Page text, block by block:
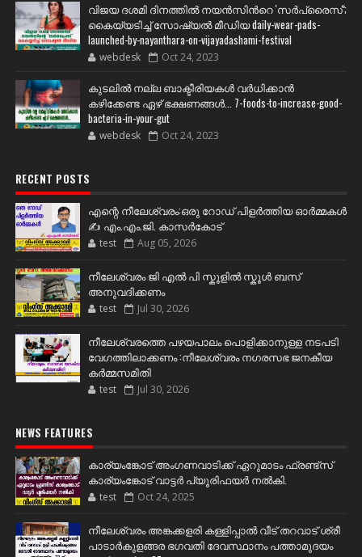
വിജയ ദശമി ദിനത്തില്‍ നയന്‍സിന്‍റെ 'സര്‍പ്രൈസ്';
കൈയ്യടിച്ച് സോഷ്യല്‍ മീഡിയ daily-wear-pads-
launched-by-nayanthara-on-vijayadashami-festival
webdesk Oct 24, 2023
കുടലിൽ നല്ല ബാക്ടീരിയകൾ വര്‍ധിക്കാന്‍
കഴിക്കേണ്ട ഏഴ് ഭക്ഷണങ്ങള്‍... 7-foods-to-increase-good-
bacteria-in-your-gut
webdesk Oct 24, 2023
RECENT POSTS
എന്റെ നീലേശ്വരം:ഒരു റോഡ് പിളർത്തിയ ഓർമ്മകൾ
✍️ എം.എം.ജി. കാസർകോട്
test Aug 05, 2026
നീലേശ്വരം ജി എൽ പി സ്കൂളിൽ സ്കൂൾ ബസ്
അനുവദിക്കണം
test Jul 30, 2026
നീലേശ്വരത്തെ പഴയപാലം പൊളിക്കാനുള്ള നടപടി
വേഗത്തിലാക്കണം :നീലേശ്വരം നഗരസഭ ജനകീയ
കർമ്മസമിതി
test Jul 30, 2026
NEWS FEATURES
കാര്യംങ്കോട് അംഗണവാടിക്ക് ഏറുമാടം ഫ്രണ്ട്സ്
കാര്യംങ്കോട് വാട്ടർ പ്യൂരിഫയർ നൽകി.
test Oct 24, 2025
നീലേശ്വരം അങ്കക്കളരി കള്ളിപ്പാൽ വീട് തറവാട് ശ്രീ
പാടാർകുളങ്ങര ഭഗവതി ദേവസ്ഥാനം പത്താമുദയം